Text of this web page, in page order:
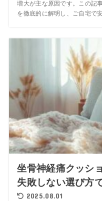
増大が主な原因です。この記
を徹底的に解明し、ご自宅で
坐骨神経痛クッシ
失敗しない選び方
2025.08.01